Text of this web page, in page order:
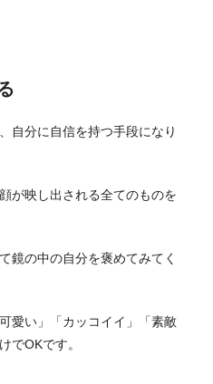
自分に自信を持つ手段になり
が映し出される全てのものを
鏡の中の自分を褒めてみてく
愛い」「カッコイイ」「素敵
でOKです。